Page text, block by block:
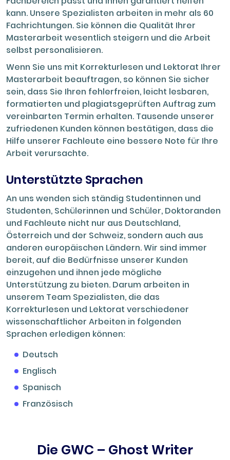
kann. Unsere Spezialisten arbeiten in mehr als 60
Fachrichtungen. Sie können die Qualität Ihrer
Masterarbeit wesentlich steigern und die Arbeit
selbst personalisieren.
Wenn Sie uns mit Korrekturlesen und Lektorat Ihrer
Masterarbeit beauftragen, so können Sie sicher
sein, dass Sie Ihren fehlerfreien, leicht lesbaren,
formatierten und plagiatsgeprüften Auftrag zum
vereinbarten Termin erhalten. Tausende unserer
zufriedenen Kunden können bestätigen, dass die
Hilfe unserer Fachleute eine bessere Note für Ihre
Arbeit verursachte.
Unterstützte Sprachen
An uns wenden sich ständig Studentinnen und
Studenten, Schülerinnen und Schüler, Doktoranden
und Fachleute nicht nur aus Deutschland,
Österreich und der Schweiz, sondern auch aus
anderen europäischen Ländern. Wir sind immer
bereit, auf die Bedürfnisse unserer Kunden
einzugehen und ihnen jede mögliche
Unterstützung zu bieten. Darum arbeiten in
unserem Team Spezialisten, die das
Korrekturlesen und Lektorat verschiedener
wissenschaftlicher Arbeiten in folgenden
Sprachen erledigen können:
Deutsch
Englisch
Spanisch
Französisch
Die GWC – Ghost Writer